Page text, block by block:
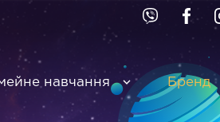
навчання Бренд